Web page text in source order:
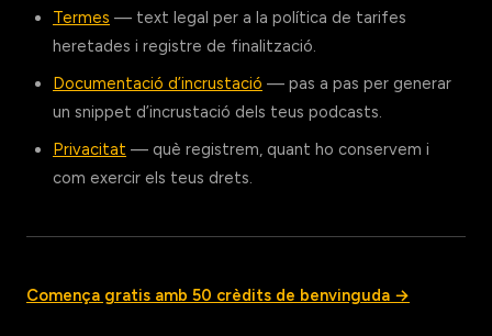
Termes — text legal per a la política de tarifes
heretades i registre de finalització.
Documentació d’incrustació — pas a pas per generar
un snippet d’incrustació dels teus podcasts.
Privacitat — què registrem, quant ho conservem i
com exercir els teus drets.
Comença gratis amb 50 crèdits de benvinguda →